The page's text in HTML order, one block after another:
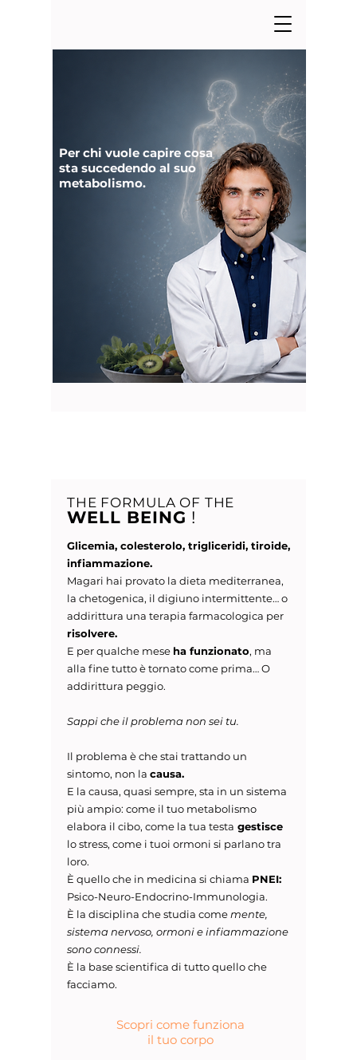
Information not just
START NOW
Per chi vuole capire cosa
sta succedendo al suo
metabolismo.
THE FORMULA OF THE
WELL BEING !
Glicemia, colesterolo, trigliceridi, tiroide,
infiammazione.
Magari hai provato la dieta mediterranea,
la chetogenica, il digiuno intermittente… o
addirittura una terapia farmacologica per
risolvere.
E per qualche mese ha funzionato, ma
alla fine tutto è tornato come prima… O
addirittura peggio.
Sappi che il problema non sei tu.
Il problema è che stai trattando un
sintomo, non la causa.
E la causa, quasi sempre, sta in un sistema
più ampio: come il tuo metabolismo
elabora il cibo, come la tua testa gestisce
lo stress, come i tuoi ormoni si parlano tra
loro.
È quello che in medicina si chiama PNEI:
Psico-Neuro-Endocrino-Immunologia.
È la disciplina che studia comemente,
sistema nervoso, ormoni e infiammazione
sono connessi.
È la base scientifica di tutto quello che
facciamo.
Scopri come funziona
il tuo corpo